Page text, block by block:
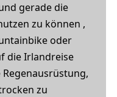
gerade die
zu können ,
oder
die Irlandreise
zu